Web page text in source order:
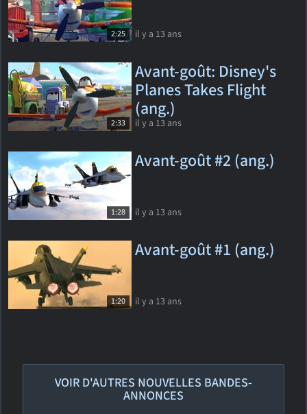
2:25 il y a 13 ans
2:33
Avant-goût: Disney's
Planes Takes Flight
(ang.)
il y a 13 ans
1:28
Avant-goût #2 (ang.)
il y a 13 ans
1:20
Avant-goût #1 (ang.)
il y a 13 ans
VOIR D'AUTRES NOUVELLES BANDES-
ANNONCES